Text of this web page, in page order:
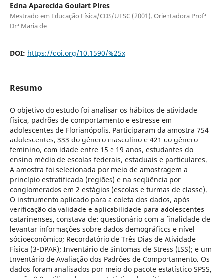
Edna Aparecida Goulart Pires
Mestrado em Educação Física/CDS/UFSC (2001). Orientadora Profª
Drª Maria de
DOI: https://doi.org/10.1590/%25x
Resumo
O objetivo do estudo foi analisar os hábitos de atividade
física, padrões de comportamento e estresse em
adolescentes de Florianópolis. Participaram da amostra 754
adolescentes, 333 do gênero masculino e 421 do gênero
feminino, com idade entre 15 e 19 anos, estudantes do
ensino médio de escolas federais, estaduais e particulares.
A amostra foi selecionada por meio de amostragem a
princípio estratificada (regiões) e na seqüência por
conglomerados em 2 estágios (escolas e turmas de classe).
O instrumento aplicado para a coleta dos dados, após
verificação da validade e aplicabilidade para adolescentes
catarinenses, constava de: questionário com a finalidade de
levantar informações sobre dados demográficos e nível
sócioeconômico; Recordatório de Três Dias de Atividade
Física (3-DPAR); Inventário de Sintomas de Stress (ISS); e um
Inventário de Avaliação dos Padrões de Comportamento. Os
dados foram analisados por meio do pacote estatístico SPSS,